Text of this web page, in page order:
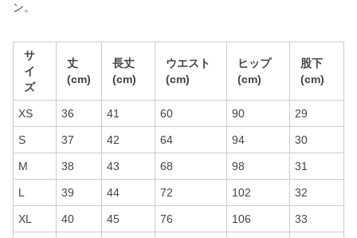
ン。
サ
イ
ズ
丈
(cm)
長丈
(cm)
ウエスト
(cm)
ヒップ
(cm)
股下
(cm)
XS 36 41 60 90 29
S 37 42 64 94 30
M 38 43 68 98 31
L 39 44 72 102 32
XL 40 45 76 106 33